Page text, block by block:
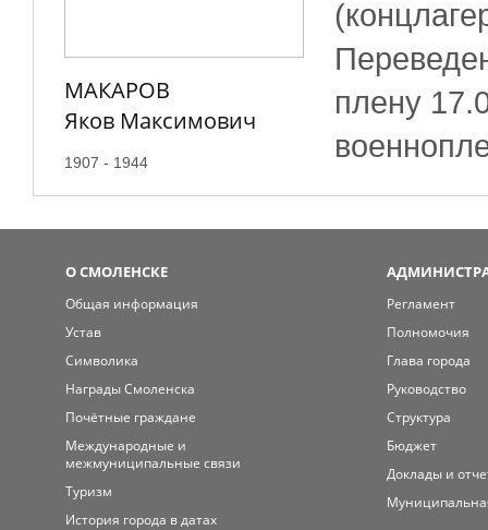
МАКАРОВ
Яков Максимович
1907 - 1944
плену
О СМОЛЕНСКЕ
Общая информация
Устав
Символика
Награды Смоленска
Почётные граждане
Международные и
межмуниципальные связи
Туризм
История города в датах
Регламент
Полномочия
Глава города
Руководство
Структура
Бюджет
Доклады и